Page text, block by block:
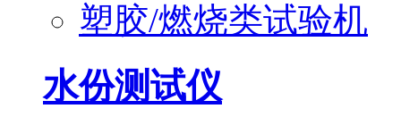
塑胶/燃烧类试验机
水份测试仪